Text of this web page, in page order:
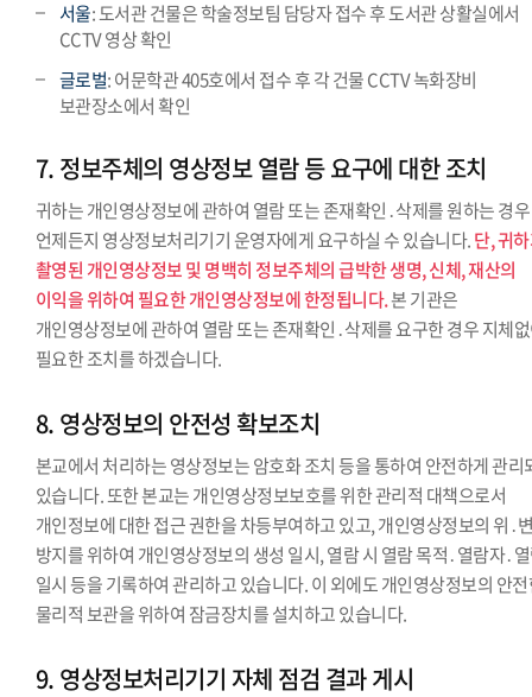
서울: 도서관 건물은 학술정보팀 담당자 접수 후 도서관 상활실에서
CCTV 영상 확인
글로벌: 어문학관 405호에서 접수 후 각 건물 CCTV 녹화장비
보관장소에서 확인
7. 정보주체의 영상정보 열람 등 요구에 대한 조치
귀하는 개인영상정보에 관하여 열람 또는 존재확인․삭제를 원하는 경우
언제든지 영상정보처리기기 운영자에게 요구하실 수 있습니다.단, 귀
촬영된 개인영상정보 및 명백히 정보주체의 급박한 생명, 신체, 재산의
이익을 위하여 필요한 개인영상정보에 한정됩니다.본 기관은
개인영상정보에 관하여 열람 또는 존재확인․삭제를 요구한 경우 지체
필요한 조치를 하겠습니다.
8. 영상정보의 안전성 확보조치
본교에서 처리하는 영상정보는 암호화 조치 등을 통하여 안전하게 관리
있습니다. 또한 본교는 개인영상정보보호를 위한 관리적 대책으로서
개인정보에 대한 접근 권한을 차등부여하고 있고, 개인영상정보의 위․
방지를 위하여 개인영상정보의 생성 일시, 열람 시 열람 목적․열람자․
일시 등을 기록하여 관리하고 있습니다. 이 외에도 개인영상정보의 안
물리적 보관을 위하여 잠금장치를 설치하고 있습니다.
9. 영상정보처리기기 자체 점검 결과 게시